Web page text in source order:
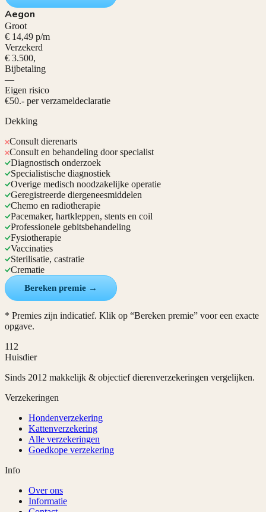
Aegon
Groot
€ 14,49 p/m
Verzekerd
€ 3.500,
Bijbetaling
—
Eigen risico
€50.- per verzameldeclaratie
Dekking
Consult dierenarts
Consult en behandeling door specialist
Diagnostisch onderzoek
Specialistische diagnostiek
Overige medisch noodzakelijke operatie
Geregistreerde diergeneesmiddelen
Chemo en radiotherapie
Pacemaker, hartkleppen, stents en coil
Professionele gebitsbehandeling
Fysiotherapie
Vaccinaties
Sterilisatie, castratie
Crematie
Bereken premie →
* Premies zijn indicatief. Klik op “Bereken premie” voor een exacte
opgave.
112
Huisdier
Sinds 2012 makkelijk & objectief dierenverzekeringen vergelijken.
Verzekeringen
Hondenverzekering
Kattenverzekering
Alle verzekeringen
Goedkope verzekering
Info
Over ons
Informatie